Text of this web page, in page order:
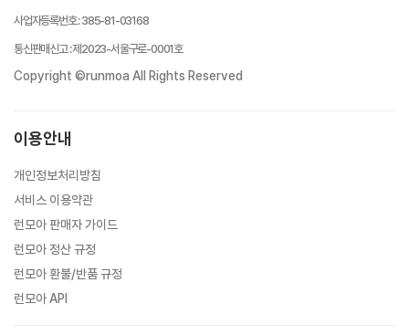
사업자등록번호:385-81-03168
통신판매신고:제2023-서울구로-0001호
Copyright ©runmoa All Rights Reserved
이용안내
개인정보처리방침
서비스 이용약관
런모아 판매자 가이드
런모아 정산 규정
런모아 환불/반품 규정
런모아 API